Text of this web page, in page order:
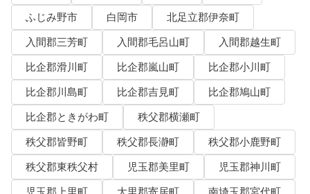
ふじみ野市
白岡市
北足立郡伊奈町
入間郡三芳町
入間郡毛呂山町
入間郡越生町
比企郡滑川町
比企郡嵐山町
比企郡小川町
比企郡川島町
比企郡吉見町
比企郡鳩山町
比企郡ときがわ町
秩父郡横瀬町
秩父郡皆野町
秩父郡長瀞町
秩父郡小鹿野町
秩父郡東秩父村
児玉郡美里町
児玉郡神川町